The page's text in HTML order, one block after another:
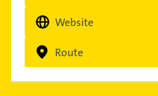
Website
Route